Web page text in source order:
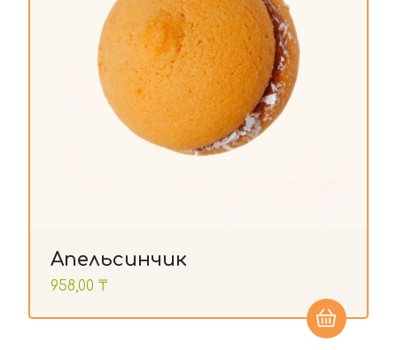
Апельсинчик
958,00₸